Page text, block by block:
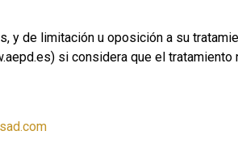
y de limitación u oposición a su
si considera que el tratamiento